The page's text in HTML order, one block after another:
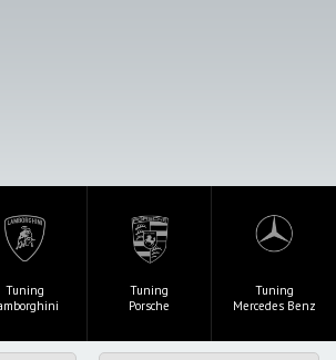
Tuning
Tuning
Porsche
Tuning
Mercedes Benz